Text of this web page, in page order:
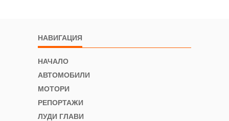
НАВИГАЦИЯ
НАЧАЛО
АВТОМОБИЛИ
МОТОРИ
РЕПОРТАЖИ
ЛУДИ ГЛАВИ